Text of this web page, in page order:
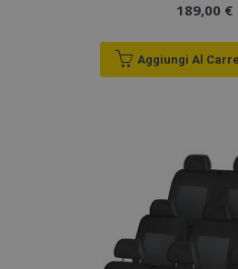
189,00 €
Aggiungi Al